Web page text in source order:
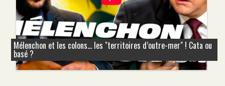
Mélenchon et les colons... les "territoires d’outre-mer" ! Cata ou
basé ?